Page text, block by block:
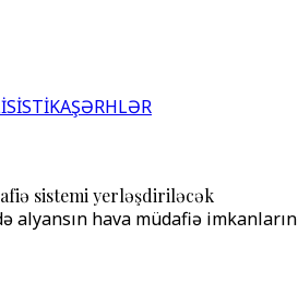
ŞƏRHLƏR
sistemi yerləşdiriləcək
alyansın hava müdafiə